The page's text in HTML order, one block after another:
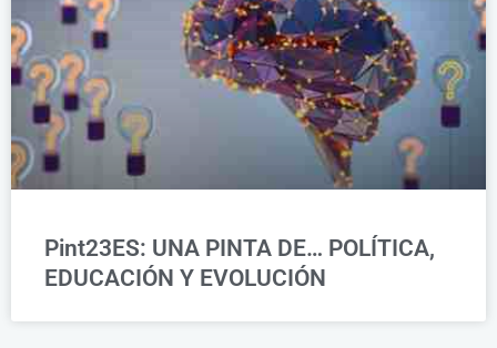
Pint23ES: UNA PINTA DE… POLÍTICA,
EDUCACIÓN Y EVOLUCIÓN